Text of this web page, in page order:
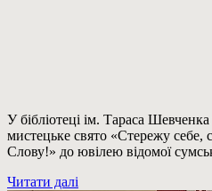
У бібліотеці ім. Тараса Шевченка
мистецьке свято «Стережу себе,
Слову!» до ювілею відомої
Читати далі